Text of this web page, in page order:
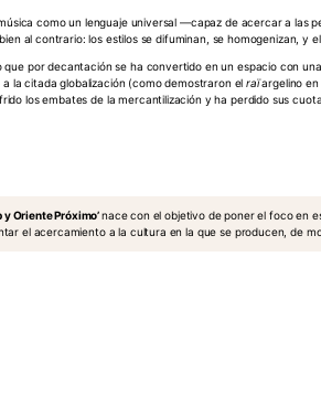
como un lenguaje universal —capaz de acercar a
al contrario: los estilos se difuminan, se homogenizan,
por decantación se ha convertido en un espacio con
la citada globalización (como demostraron elraïargelino en
los embates de la mercantilización y ha perdido sus
Oriente Próximo’nace con el objetivo de poner el foco en
el acercamiento a la cultura en la que se producen, de